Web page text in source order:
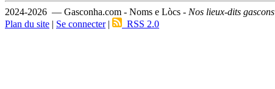
2024-2026 — Gasconha.com - Noms e Lòcs - Nos lieux-dits gascons
Plan du site | Se connecter| RSS 2.0